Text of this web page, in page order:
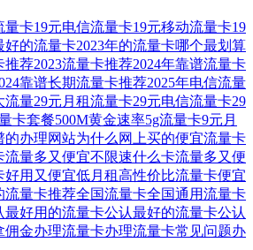
量卡19元电信流量卡19元移动流量卡19
好的流量卡2023年的流量卡哪个最划算
推荐2023流量卡推荐2024年靠谱流量卡
靠谱长期流量卡推荐2025年电信流量
流量29元月租流量卡29元电信流量卡29
卡套餐500M黄金速率5g流量卡9元月
的办理网站为什么网上买的便宜流量卡
流量多又便宜不限速什么卡流量多又便
好用又便宜低月租高性价比流量卡便宜
流量卡推荐全国流量卡全国通用流量卡
最好用的流量卡公认最好的流量卡公认
佣金办理流量卡办理流量卡常见问题办